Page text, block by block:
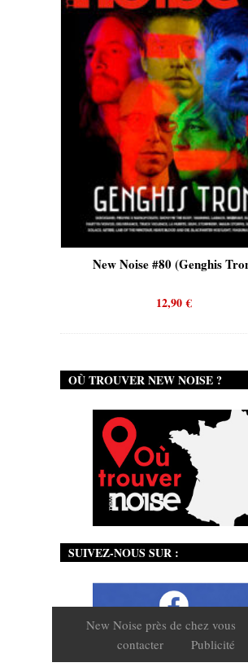
New Noise #80 (Genghis
12,90€
OÙ TROUVER NEW NOISE ?
SUIVEZ-NOUS SUR :
New Noise près de chez vous
contacter
Publicité